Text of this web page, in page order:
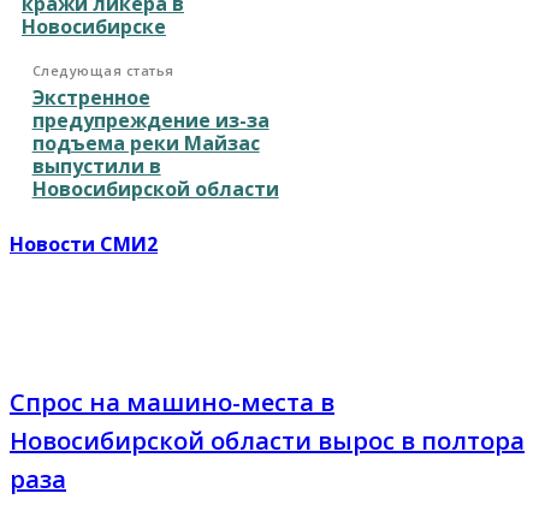
Новосибирске
Следующая статья
Экстренное
предупреждение из-за
подъема реки Майзас
выпустили в
Новосибирской области
Новости СМИ2
Спрос на машино-места в
Новосибирской области вырос в полтора
раза